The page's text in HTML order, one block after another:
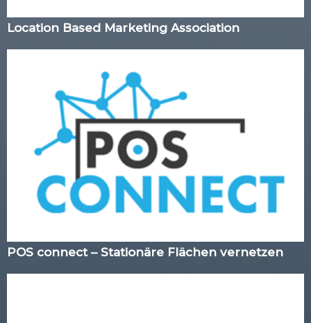
Location Based Marketing Association
POS connect – Stationäre Flächen vernetzen